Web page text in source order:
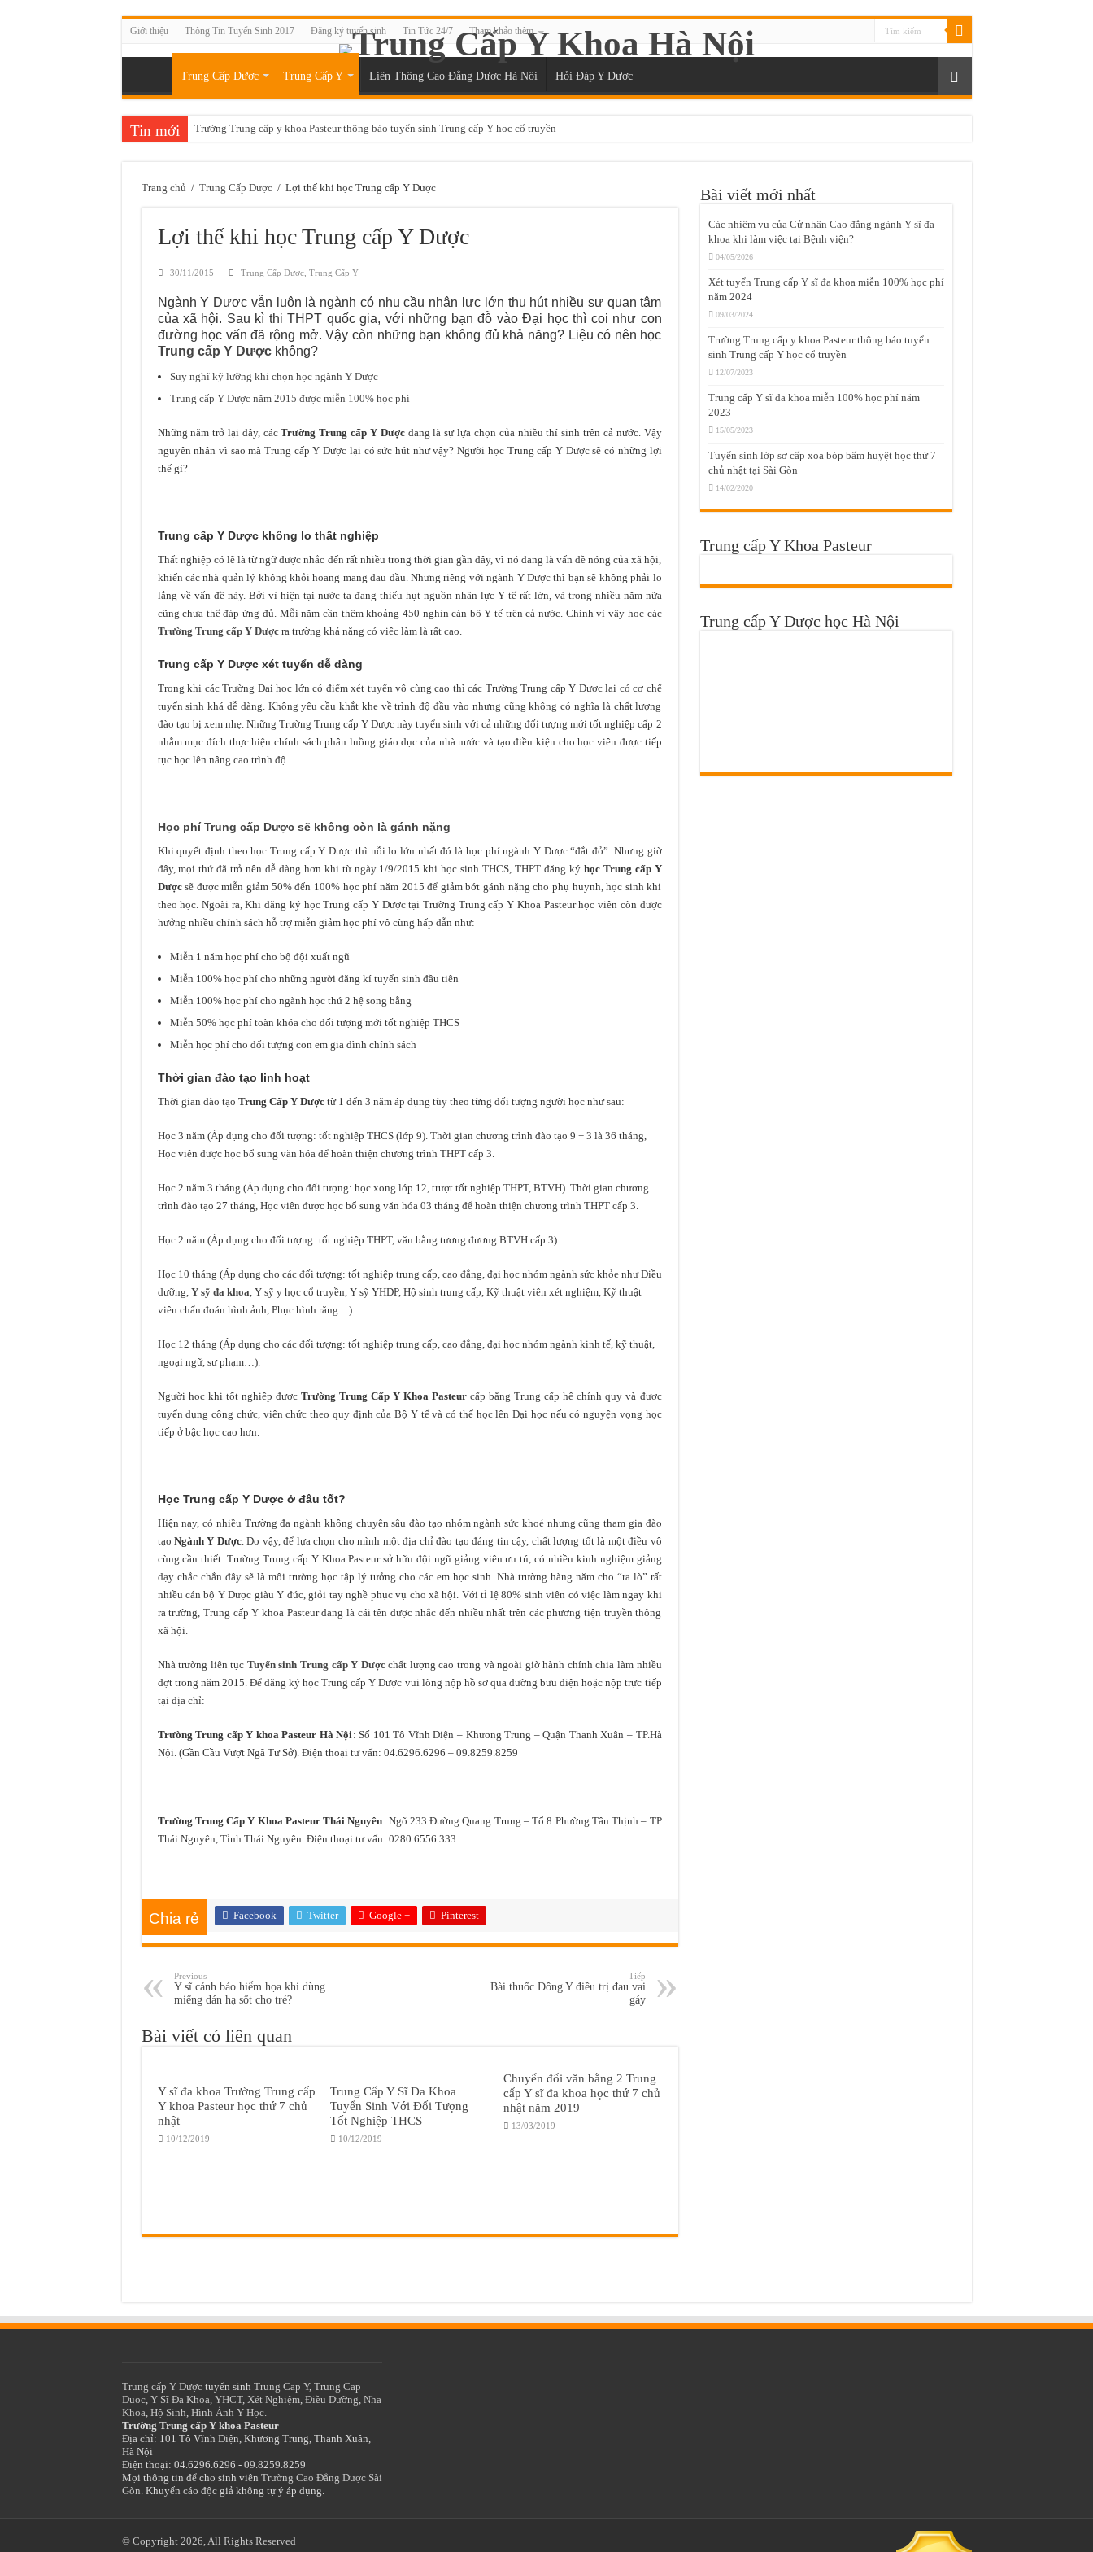
Giới thiệu Thông Tin Tuyển Sinh 2017 Đăng ký tuyển sinh Tin Tức 24/7 Tham khảo thêm
Trung Cấp Dược Trung Cấp Y Liên Thông Cao Đẳng Dược Hà Nội Hỏi Đáp Y Dược
Tin mới Trường Trung cấp y khoa Pasteur thông báo tuyển sinh Trung cấp Y học cổ truyền
Trường Trung cấp Y Khoa Pasteur có đào tạo chứng chỉ xoa bóp bấm huyệt không?
Đào tạo kỹ thuật viên xoa bóp bấm huyệt chuẩn đầu ra Bộ Y tế
Học chứng chỉ xoa bóp bấm huyệt Sài Gòn mất bao lâu để được cấp chứng chỉ?
Tuyển sinh đào tạo xoa bóp bấm huyệt Sài Gòn năm 2020
Trang chủ / Trung Cấp Dược / Lợi thế khi học Trung cấp Y Dược
Lợi thế khi học Trung cấp Y Dược
30/11/2015 Trung Cấp Dược, Trung Cấp Y
Ngành Y Dược vẫn luôn là ngành có nhu cầu nhân lực lớn thu hút nhiều sự quan tâm
của xã hội. Sau kì thi THPT quốc gia, với những bạn đỗ vào Đại học thì coi như con
đường học vấn đã rộng mở. Vậy còn những bạn không đủ khả năng? Liệu có nên học
Trung cấp Y Dượckhông?
Suy nghĩ kỹ lưỡng khi chọn học ngành Y Dược
Trung cấp Y Dược năm 2015 được miễn 100% học phí
Những năm trở lại đây, cácTrường Trung cấp Y Dượcđang là sự lựa chọn của nhiều thí sinh trên cả nước. Vậy
nguyên nhân vì sao mà Trung cấp Y Dược lại có sức hút như vậy? Người học Trung cấp Y Dược sẽ có những lợi
thế gì?
Trung cấp Y Dược không lo thất nghiệp
Thất nghiệp có lẽ là từ ngữ được nhắc đến rất nhiều trong thời gian gần đây, vì nó đang là vấn đề nóng của xã hội,
khiến các nhà quản lý không khỏi hoang mang đau đầu. Nhưng riêng với ngành Y Dược thì bạn sẽ không phải lo
lắng về vấn đề này. Bởi vì hiện tại nước ta đang thiếu hụt nguồn nhân lực Y tế rất lớn, và trong nhiều năm nữa
cũng chưa thể đáp ứng đủ. Mỗi năm cần thêm khoảng 450 nghìn cán bộ Y tế trên cả nước. Chính vì vậy học các
Trường Trung cấp Y Dượcra trường khả năng có việc làm là rất cao.
Trung cấp Y Dược xét tuyển dễ dàng
Trong khi các Trường Đại học lớn có điểm xét tuyển vô cùng cao thì các Trường Trung cấp Y Dược lại có cơ chế
tuyển sinh khá dễ dàng. Không yêu cầu khắt khe về trình độ đầu vào nhưng cũng không có nghĩa là chất lượng
đào tạo bị xem nhẹ. Những Trường Trung cấp Y Dược này tuyển sinh với cả những đối tượng mới tốt nghiệp cấp 2
nhằm mục đích thực hiện chính sách phân luồng giáo dục của nhà nước và tạo điều kiện cho học viên được tiếp
tục học lên nâng cao trình độ.
Học phí Trung cấp Dược sẽ không còn là gánh nặng
Khi quyết định theo học Trung cấp Y Dược thì nỗi lo lớn nhất đó là học phí ngành Y Dược “đắt đỏ”. Nhưng giờ
đây, mọi thứ đã trở nên dễ dàng hơn khi từ ngày 1/9/2015 khi học sinh THCS, THPT đăng ký học Trung cấp Y
Dượcsẽ được miễn giảm 50% đến 100% học phí năm 2015 để giảm bớt gánh nặng cho phụ huynh, học sinh khi
theo học. Ngoài ra, Khi đăng ký học Trung cấp Y Dược tại Trường Trung cấp Y Khoa Pasteur học viên còn được
hưởng nhiều chính sách hỗ trợ miễn giảm học phí vô cùng hấp dẫn như:
Miễn 1 năm học phí cho bộ đội xuất ngũ
Miễn 100% học phí cho những người đăng kí tuyển sinh đầu tiên
Miễn 100% học phí cho ngành học thứ 2 hệ song bằng
Miễn 50% học phí toàn khóa cho đối tượng mới tốt nghiệp THCS
Miễn học phí cho đối tượng con em gia đình chính sách
Thời gian đào tạo linh hoạt
Thời gian đào tạo Trung Cấp Y Dượctừ 1 đến 3 năm áp dụng tùy theo từng đối tượng người học như sau:
Học 3 năm (Áp dụng cho đối tượng: tốt nghiệp THCS (lớp 9). Thời gian chương trình đào tạo 9 + 3 là 36 tháng,
Học viên được học bổ sung văn hóa để hoàn thiện chương trình THPT cấp 3.
Học 2 năm 3 tháng (Áp dụng cho đối tượng: học xong lớp 12, trượt tốt nghiệp THPT, BTVH). Thời gian chương
trình đào tạo 27 tháng, Học viên được học bổ sung văn hóa 03 tháng để hoàn thiện chương trình THPT cấp 3.
Học 2 năm (Áp dụng cho đối tượng: tốt nghiệp THPT, văn bằng tương đương BTVH cấp 3).
Học 10 tháng (Áp dụng cho các đối tượng: tốt nghiệp trung cấp, cao đẳng, đại học nhóm ngành sức khỏe như Điều
dưỡng, Y sỹ đa khoa, Y sỹ y học cổ truyền, Y sỹ YHDP, Hộ sinh trung cấp, Kỹ thuật viên xét nghiệm, Kỹ thuật
viên chẩn đoán hình ảnh, Phục hình răng…).
Học 12 tháng (Áp dụng cho các đối tượng: tốt nghiệp trung cấp, cao đẳng, đại học nhóm ngành kinh tế, kỹ thuật,
ngoại ngữ, sư phạm…).
Người học khi tốt nghiệp được Trường Trung Cấp Y Khoa Pasteur cấp bằng Trung cấp hệ chính quy và được
tuyển dụng công chức, viên chức theo quy định của Bộ Y tế và có thể học lên Đại học nếu có nguyện vọng học
tiếp ở bậc học cao hơn.
Học Trung cấp Y Dược ở đâu tốt?
Hiện nay, có nhiều Trường đa ngành không chuyên sâu đào tạo nhóm ngành sức khoẻ nhưng cũng tham gia đào
tạo Ngành Y Dược. Do vậy, để lựa chọn cho mình một địa chỉ đào tạo đáng tin cậy, chất lượng tốt là một điều vô
cùng cần thiết. Trường Trung cấp Y Khoa Pasteur sở hữu đội ngũ giảng viên ưu tú, có nhiều kinh nghiệm giảng
dạy chắc chắn đây sẽ là môi trường học tập lý tưởng cho các em học sinh. Nhà trường hàng năm cho “ra lò” rất
nhiều cán bộ Y Dược giàu Y đức, giỏi tay nghề phục vụ cho xã hội. Với tỉ lệ 80% sinh viên có việc làm ngay khi
ra trường, Trung cấp Y khoa Pasteur đang là cái tên được nhắc đến nhiều nhất trên các phương tiện truyền thông
xã hội.
Nhà trường liên tục Tuyển sinh Trung cấp Y Dượcchất lượng cao trong và ngoài giờ hành chính chia làm nhiều
đợt trong năm 2015. Để đăng ký học Trung cấp Y Dược vui lòng nộp hồ sơ qua đường bưu điện hoặc nộp trực tiếp
tại địa chỉ:
Trường Trung cấp Y khoa Pasteur Hà Nội: Số 101 Tô Vĩnh Diện – Khương Trung – Quận Thanh Xuân – TP.Hà
Nội. (Gần Cầu Vượt Ngã Tư Sở). Điện thoại tư vấn: 04.6296.6296 – 09.8259.8259
Trường Trung Cấp Y Khoa Pasteur Thái Nguyên: Ngõ 233 Đường Quang Trung – Tổ 8 Phường Tân Thịnh – TP
Thái Nguyên, Tỉnh Thái Nguyên. Điện thoại tư vấn: 0280.6556.333.
Chia rẻ Facebook Twitter Google + Pinterest
Previous
Y sĩ cảnh báo hiểm họa khi dùng
miếng dán hạ sốt cho trẻ?
Tiếp
Bài thuốc Đông Y điều trị đau vai
gáy
Bài viết có liên quan
Y sĩ đa khoa Trường Trung cấp
Y khoa Pasteur học thứ 7 chủ
nhật
10/12/2019
Trung Cấp Y Sĩ Đa Khoa
Tuyển Sinh Với Đối Tượng
Tốt Nghiệp THCS
10/12/2019
Chuyển đổi văn bằng 2 Trung
cấp Y sĩ đa khoa học thứ 7 chủ
nhật năm 2019
13/03/2019
Bài viết mới nhất
Các nhiệm vụ của Cử nhân Cao đẳng ngành Y sĩ đa
khoa khi làm việc tại Bệnh viện?
04/05/2026
Xét tuyển Trung cấp Y sĩ đa khoa miễn 100% học phí
năm 2024
09/03/2024
Trường Trung cấp y khoa Pasteur thông báo tuyển
sinh Trung cấp Y học cổ truyền
12/07/2023
Trung cấp Y sĩ đa khoa miễn 100% học phí năm
2023
15/05/2023
Tuyển sinh lớp sơ cấp xoa bóp bấm huyệt học thứ 7
chủ nhật tại Sài Gòn
14/02/2020
Trung cấp Y Khoa Pasteur
Trung cấp Y Dược học Hà Nội
Trung cấp Y Dượctuyển sinh Trung Cap Y, Trung Cap
Duoc, Y Sĩ Đa Khoa, YHCT, Xét Nghiệm, Điều Dưỡng, Nha
Khoa, Hộ Sinh, Hình Ảnh Y Học.
Trường Trung cấp Y khoa Pasteur
Địa chỉ: 101 Tô Vĩnh Diện, Khương Trung, Thanh Xuân,
Hà Nội
Điện thoại: 04.6296.6296 - 09.8259.8259
Mọi thông tin để cho sinh viên Trường Cao Đẳng Dược Sài
Gòn. Khuyến cáo độc giả không tự ý áp dụng.
© Copyright 2026, All Rights Reserved